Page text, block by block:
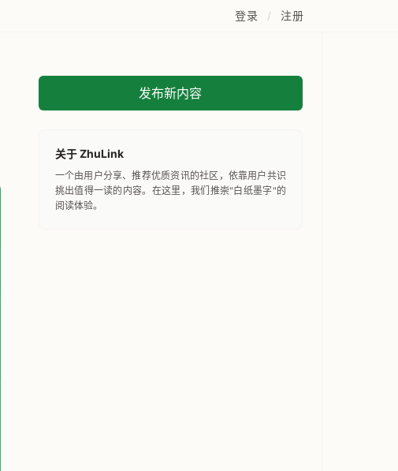
登录 / 注册
发布新内容
关于 ZhuLink
一个由用户分享、推荐优质资讯的社区，依靠用户共识
挑出值得一读的内容。在这里，我们推崇"白纸墨字"的
阅读体验。